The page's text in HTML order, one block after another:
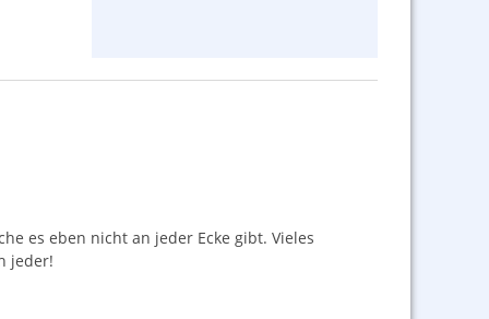
es eben nicht an jeder Ecke gibt. Vieles
jeder!